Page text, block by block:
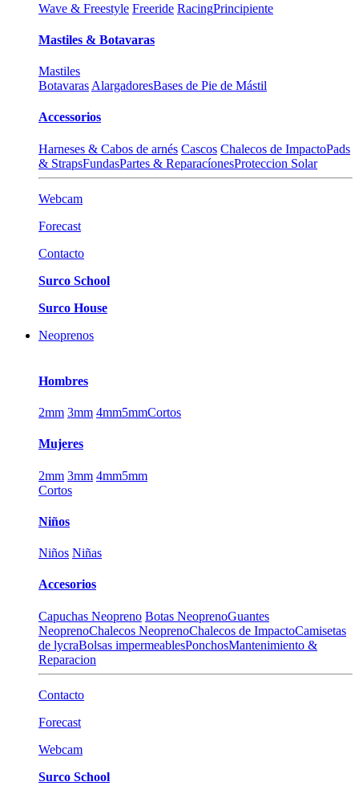
Wave & Freestyle Freeride RacingPrincipiente
Mastiles & Botavaras
Mastiles
Botavaras AlargadoresBases de Pie de Mástil
Accessorios
Harneses & Cabos de arnés Cascos Chalecos de ImpactoPads
& StrapsFundasPartes & ReparacíonesProteccion Solar
Webcam
Forecast
Contacto
Surco School
Surco House
Neoprenos
Hombres
2mm 3mm 4mm5mmCortos
Mujeres
2mm 3mm 4mm5mm
Cortos
Niños
Niños Niñas
Accesorios
Capuchas Neopreno Botas NeoprenoGuantes
NeoprenoChalecos NeoprenoChalecos de ImpactoCamisetas
de lycraBolsas impermeablesPonchosMantenimiento &
Reparacion
Contacto
Forecast
Webcam
Surco School